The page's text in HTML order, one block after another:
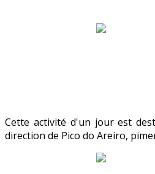
Cette activité d'un jour est
direction de Pico do Areiro,